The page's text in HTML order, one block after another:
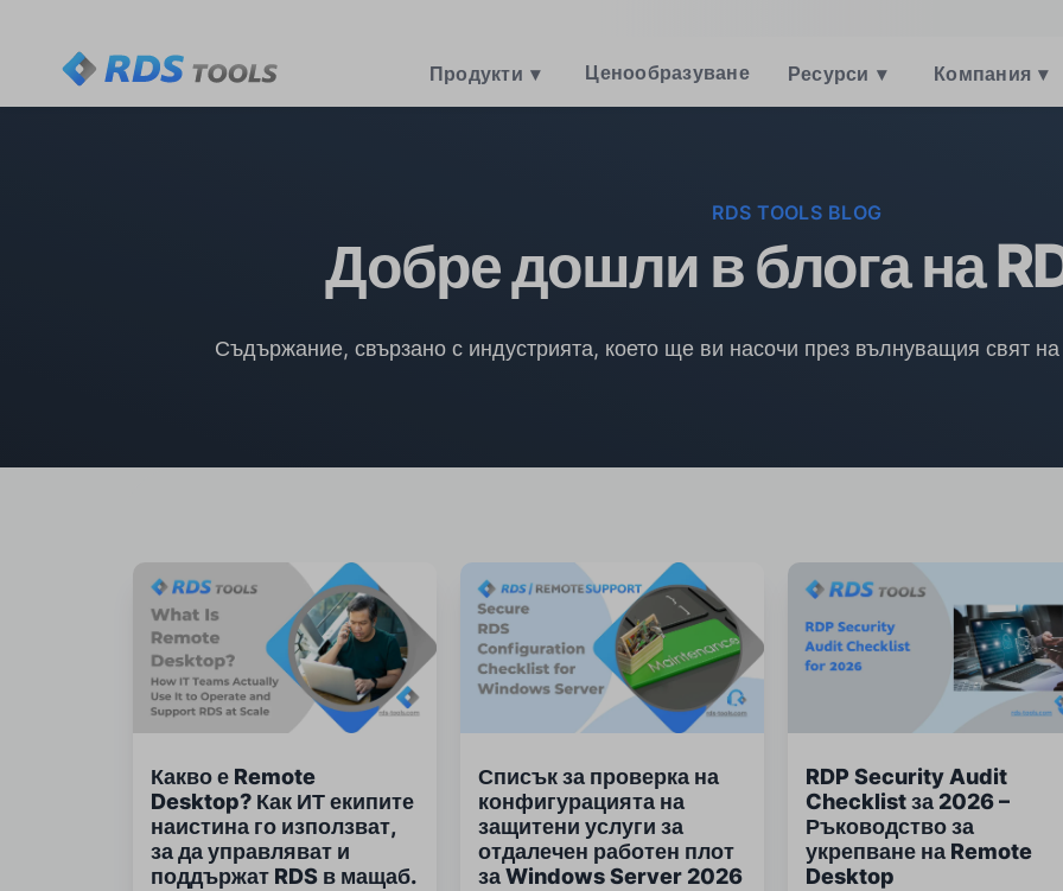
Продукти ▾ Ценообразуване Ресурси ▾ Компания ▾
RDS TOOLS BLOG
Добре дошли в блога на
Съдържание, свързано с индустрията, което ще ви насочи през вълнуващия свят
Какво е Remote
Desktop? Как ИТ екипите
наистина го използват,
за да управляват и
поддържат RDS в мащаб.
Списък за проверка на
конфигурацията на
защитени услуги за
отдалечен работен плот
за Windows Server 2026
RDP Security Audit
Checklist за 2026 –
Ръководство за
укрепване на Remote
Desktop